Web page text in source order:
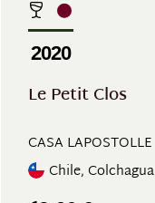
2020
Le Petit Clos
CASA LAPOSTOLLE
Chile, Colchagua